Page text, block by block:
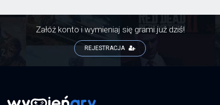
Far Cry 6: Ultimate Edition
Załóż konto i wymieniaj się grami już dziś!
REJESTRACJA